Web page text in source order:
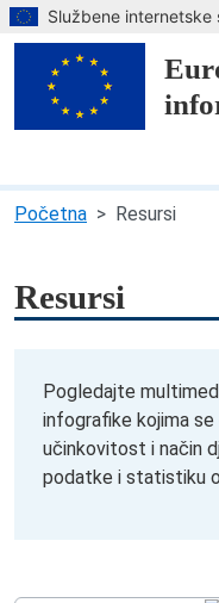
Službene internetske
Main
Početna Resursi
Resursi
Pogledajte
infografike kojima
učinkovitost i način
podatke i statistiku